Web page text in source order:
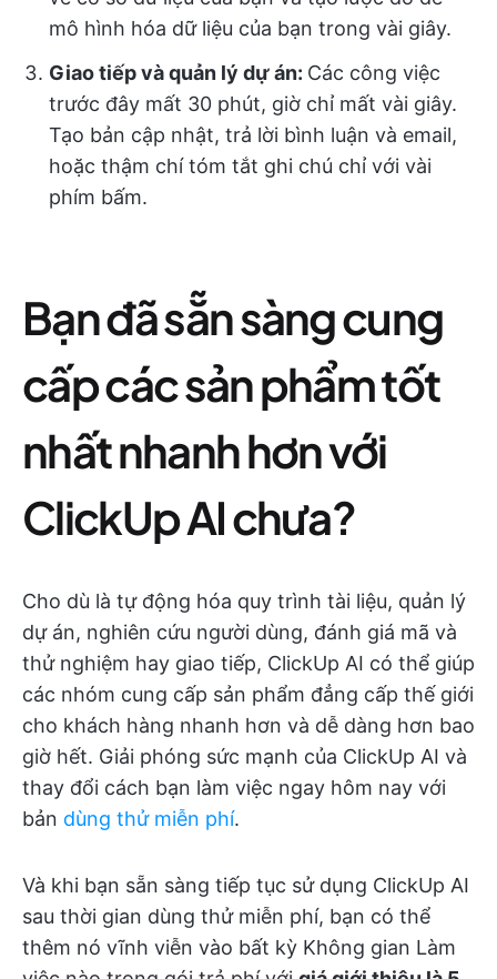
mô hình hóa dữ liệu của bạn trong vài giây.
Giao tiếp và quản lý dự án: Các công việc
trước đây mất 30 phút, giờ chỉ mất vài giây.
Tạo bản cập nhật, trả lời bình luận và email,
hoặc thậm chí tóm tắt ghi chú chỉ với vài
phím bấm.
Bạn đã sẵn sàng cung
cấp các sản phẩm tốt
nhất nhanh hơn với
ClickUp AI chưa?
Cho dù là tự động hóa quy trình tài liệu, quản lý
dự án, nghiên cứu người dùng, đánh giá mã và
thử nghiệm hay giao tiếp, ClickUp AI có thể giúp
các nhóm cung cấp sản phẩm đẳng cấp thế giới
cho khách hàng nhanh hơn và dễ dàng hơn bao
giờ hết. Giải phóng sức mạnh của ClickUp AI và
thay đổi cách bạn làm việc ngay hôm nay với
bản dùng thử miễn phí.
Và khi bạn sẵn sàng tiếp tục sử dụng ClickUp AI
sau thời gian dùng thử miễn phí, bạn có thể
thêm nó vĩnh viễn vào bất kỳ Không gian Làm